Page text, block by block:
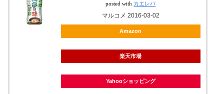
posted with カエレバ
マルコメ 2016-03-02
Amazon
楽天市場
Yahooショッピング